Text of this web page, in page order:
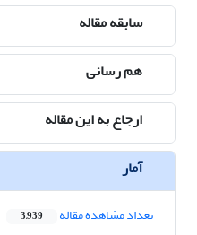
سابقه مقاله
هم رسانی
ارجاع به این مقاله
آمار
تعداد مشاهده مقاله 3,939